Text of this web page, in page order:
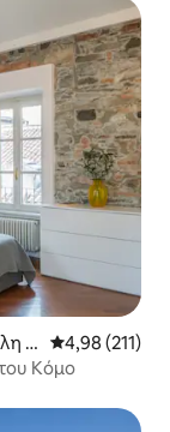
Κ Μέση
4,98 (211)
Κόμο